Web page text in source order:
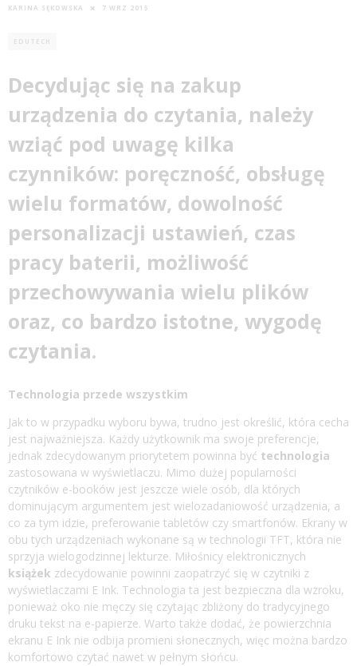
KARINA SĘKOWSKA 7 WRZ 2015
EDUTECH
Decydując się na zakup
urządzenia do czytania, należy
wziąć pod uwagę kilka
czynników: poręczność, obsługę
wielu formatów, dowolność
personalizacji ustawień, czas
pracy baterii, możliwość
przechowywania wielu plików
oraz, co bardzo istotne, wygodę
czytania.
Technologia przede wszystkim
Jak to w przypadku wyboru bywa, trudno jest określić, która cecha
jest najważniejsza. Każdy użytkownik ma swoje preferencje,
jednak zdecydowanym priorytetem powinna być technologia
zastosowana w wyświetlaczu. Mimo dużej popularności
czytników e-booków jest jeszcze wiele osób, dla których
dominującym argumentem jest wielozadaniowość urządzenia, a
co za tym idzie, preferowanie tabletów czy smartfonów. Ekrany w
obu tych urządzeniach wykonane są w technologii TFT, która nie
sprzyja wielogodzinnej lekturze. Miłośnicy elektronicznych
książek zdecydowanie powinni zaopatrzyć się w czytniki z
wyświetlaczami E Ink. Technologia ta jest bezpieczna dla wzroku,
ponieważ oko nie męczy się czytając zbliżony do tradycyjnego
druku tekst na e-papierze. Warto także dodać, że powierzchnia
ekranu E Ink nie odbija promieni słonecznych, więc można bardzo
komfortowo czytać nawet w pełnym słońcu.